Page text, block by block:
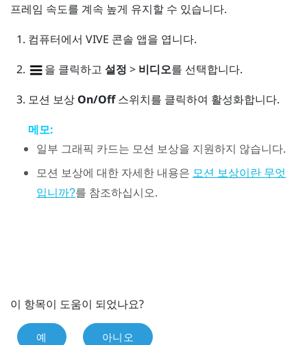
프레임 속도를 계속 높게 유지할 수 있습니다.
컴퓨터에서 VIVE 콘솔 앱을 엽니다.
을 클릭하고 설정 > 비디오를 선택합니다.
모션 보상 On/Off스위치를 클릭하여 활성화합니다.
메모:
일부 그래픽 카드는 모션 보상을 지원하지 않습니다.
모션 보상에 대한 자세한 내용은 모션 보상이란 무엇
입니까?를 참조하십시오.
이 항목이 도움이 되었나요?
예 아니오